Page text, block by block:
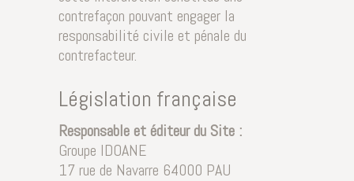
contrefaçon pouvant engager la
responsabilité civile et pénale du
contrefacteur.
Législation française
Responsable et éditeur du Site :
Groupe IDOANE
17 rue de Navarre 64000 PAU